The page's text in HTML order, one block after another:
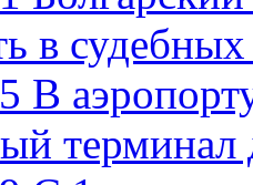
в
В
терминал